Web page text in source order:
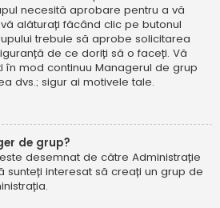
necesită aprobare pentru a vă
alăturați făcând clic pe butonul
trebuie să aprobe solicitarea
de ce doriți să o faceți. Vă
în mod continuu Managerul de grup
dvs.; sigur ai motivele tale.
de grup?
desemnat de către Administrație
sunteți interesat să creați un grup de